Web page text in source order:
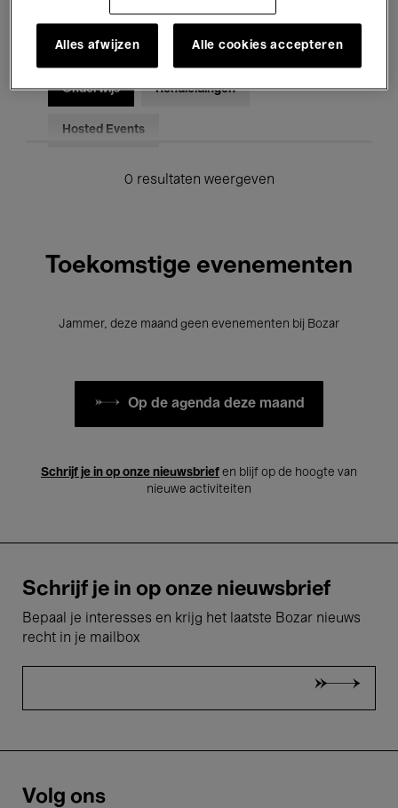
Voor iedereen Kids’ Palace
Onderwijs Rondleidingen
Hosted Events
0 resultaten weergeven
Toekomstige evenementen
Jammer, deze maand geen evenementen bij Bozar
Op de agenda deze maand
Schrijf je in op onze nieuwsbrief en blijf op de hoogte van
nieuwe activiteiten
Schrijf je in op onze nieuwsbrief
Bepaal je interesses en krijg het laatste Bozar nieuws
recht in je mailbox
Volg ons
Alles afwijzen Alle cookies accepteren